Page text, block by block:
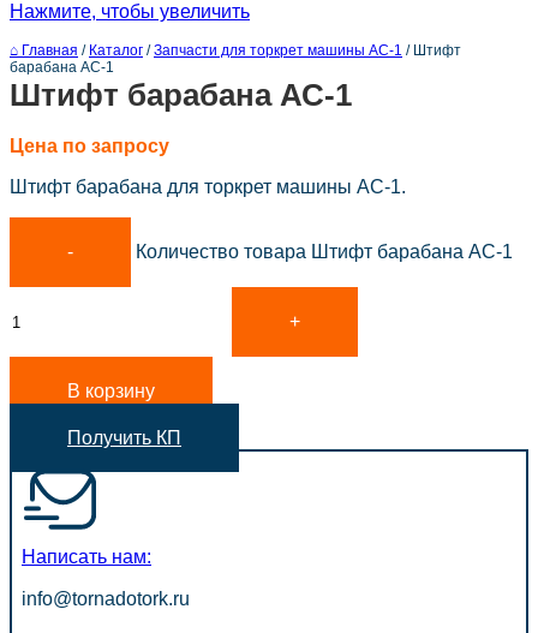
Нажмите, чтобы увеличить
⌂ Главная / Каталог /Запчасти для торкрет машины АС-1 / Штифт
барабана АС-1
Штифт барабана АС-1
Цена по запросу
Штифт барабана для торкрет машины АС-1.
Количество товара Штифт барабана АС-1
В корзину
Получить КП
Написать нам:
info@tornadotork.ru